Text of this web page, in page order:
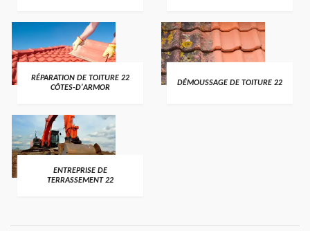
RÉPARATION DE TOITURE 22
CÔTES-D'ARMOR
DÉMOUSSAGE DE TOITURE 22
ENTREPRISE DE
TERRASSEMENT 22